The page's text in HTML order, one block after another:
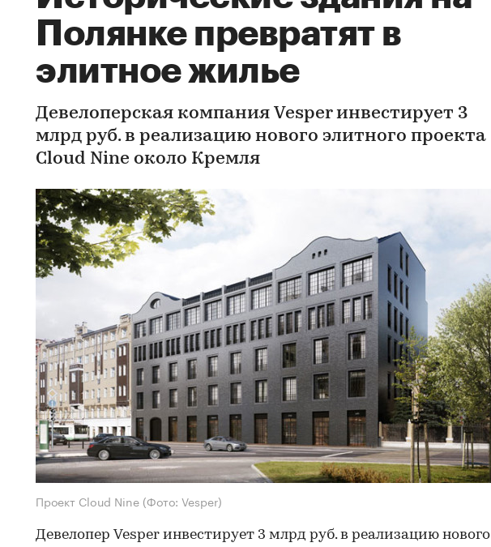
Полянке превратят в
элитное жилье
Девелоперская компания Vesper инвестирует 3
млрд руб. в реализацию нового элитного проекта
Cloud Nine около Кремля
Проект Cloud Nine (Фото: Vesper)
Девелопер Vesper инвестирует 3 млрд руб. в реализацию нового